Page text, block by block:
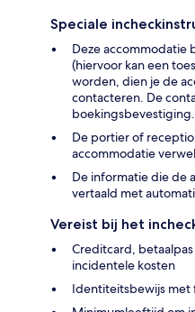
Speciale
Deze accommodatie
(hiervoor kan een
worden, dien je de
contacteren. De
boekingsbevestiging.
De portier of
accommodatie
De informatie die de
vertaald met
Vereist bij het
Creditcard,
incidentele kosten
Identiteitsbewijs met